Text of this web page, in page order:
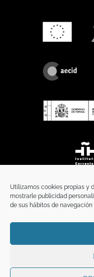
Utilizamos cookies propias y
mostrarle publicidad
de sus hábitos de
Copyright 2026 ©Funci